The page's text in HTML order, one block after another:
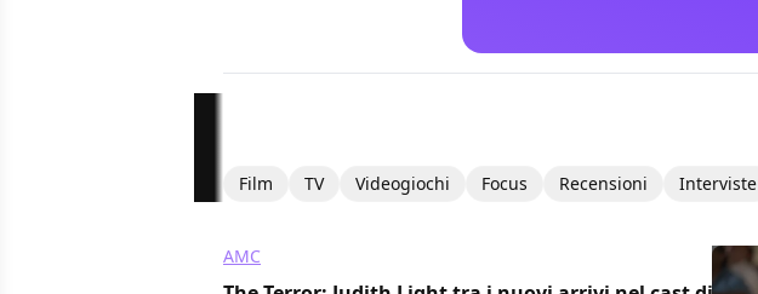
Film TV Videogiochi Focus Recensioni Interviste
AMC